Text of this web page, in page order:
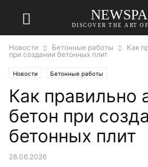
DISCOVER THE ART
Новости Бетонные работы
Как
при создании бетонных плит
Новости Бетонные работы
Как правильно
бетон при
бетонных плит
28.06.2026